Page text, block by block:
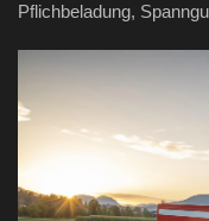
Pflichbeladung,